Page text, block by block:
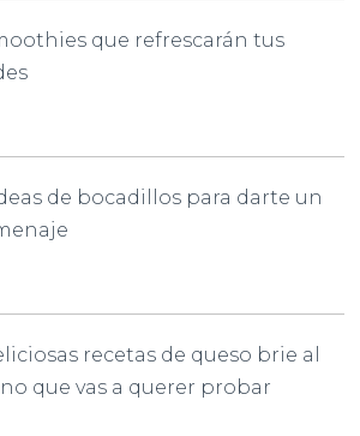
que refrescarán tus
de bocadillos para darte un
recetas de queso brie al
que vas a querer probar